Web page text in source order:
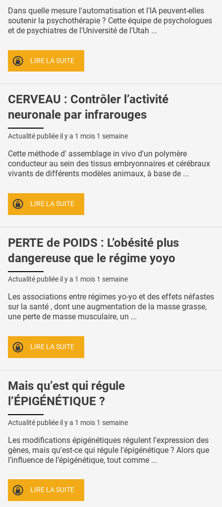
Dans quelle mesure l'automatisation et l'IA peuvent-elles
soutenir la psychothérapie ? Cette équipe de psychologues
et de psychiatres de l'Université de l'Utah ...
LIRE LA SUITE
CERVEAU : Contrôler l’activité
neuronale par infrarouges
Actualité publiée il y a 1 mois 1 semaine
Cette méthode d' assemblage in vivo d'un polymère
conducteur au sein des tissus embryonnaires et cérébraux
vivants de différents modèles animaux, à base de ...
LIRE LA SUITE
PERTE de POIDS : L’obésité plus
dangereuse que le régime yoyo
Actualité publiée il y a 1 mois 1 semaine
Les associations entre régimes yo-yo et des effets néfastes
sur la santé , dont une augmentation de la masse grasse,
une perte de masse musculaire, un ...
LIRE LA SUITE
Mais qu’est qui régule
l’ÉPIGÉNÉTIQUE ?
Actualité publiée il y a 1 mois 1 semaine
Les modifications épigénétiques régulent l'expression des
gènes, mais qu'est-ce qui régule l'épigénétique ? Alors que
l’influence de l’épigénétique, tout comme ...
LIRE LA SUITE